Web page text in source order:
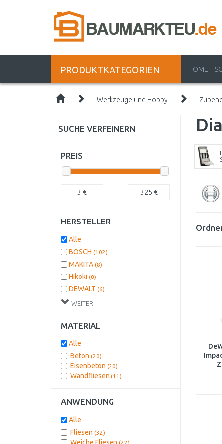
PRODUKTKATEGORIEN HOME
Werkzeuge und Hobby
SUCHE VERFEINERN
PREIS
3 € 325 €
HERSTELLER
WEITER
Alle
BOSCH (102)
MAKITA (8)
Hikoki (8)
DEWALT (6)
METABO
MATERIAL
Alle
Beton (20)
Eisenbeton (20)
Wandfliesen (11)
ANWENDUNG
Alle
Fliesen (32)
Weiche Fliesen (22)